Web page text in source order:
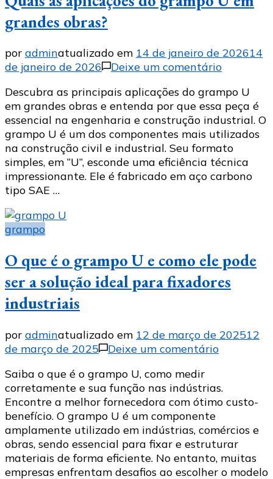
grandes obras?
por adminatualizado em 14 de janeiro de 202614
de janeiro de 2026
Deixe um comentárioem
as
do
grampo
U
em
grandes
Descubra as principais aplicações do grampo U
em grandes obras e entenda por que essa peça é
essencial na engenharia e construção industrial. O
grampo U é um dos componentes mais utilizados
na construção civil e industrial. Seu formato
simples, em “U”, esconde uma eficiência técnica
impressionante. Ele é fabricado em aço carbono
tipo SAE …
grampo
O que é o grampo U e como ele pode
ser a solução ideal para fixadores
industriais
por adminatualizado em 12 de março de 202512
de março de 2025
Deixe um comentárioem
é
o
U
e
como
ele
Saiba o que é o grampo U, como medir
corretamente e sua função nas indústrias.
Encontre a melhor fornecedora com ótimo custo-
benefício. O grampo U é um componente
amplamente utilizado em indústrias, comércios e
obras, sendo essencial para fixar e estruturar
materiais de forma eficiente. No entanto, muitas
empresas enfrentam desafios ao escolher o modelo